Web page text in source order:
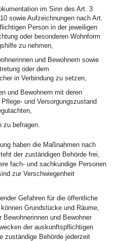
im Sinn des Art. 3
sowie Aufzeichnungen nach Art.
Person in der jeweiligen
oder besonderen Wohnform
zu nehmen,
und Bewohnern sowie
oder dem
in Verbindung zu setzen,
und Bewohnern mit deren
und Versorgungszustand
zu befragen.
haben die Maßnahmen nach
der zuständigen Behörde frei,
fach- und sachkundige Personen
zur Verschwiegenheit
Gefahren für die öffentliche
Grundstücke und Räume,
und Bewohner
der auskunftspflichtigen
zuständige Behörde jederzeit